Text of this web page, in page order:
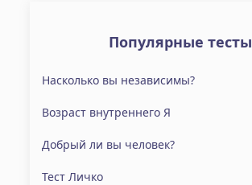
Популярные тесты
Насколько вы независимы?
Возраст внутреннего Я
Добрый ли вы человек?
Тест Личко